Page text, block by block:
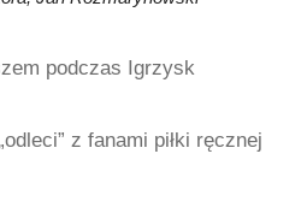
podczas Igrzysk
z fanami piłki ręcznej